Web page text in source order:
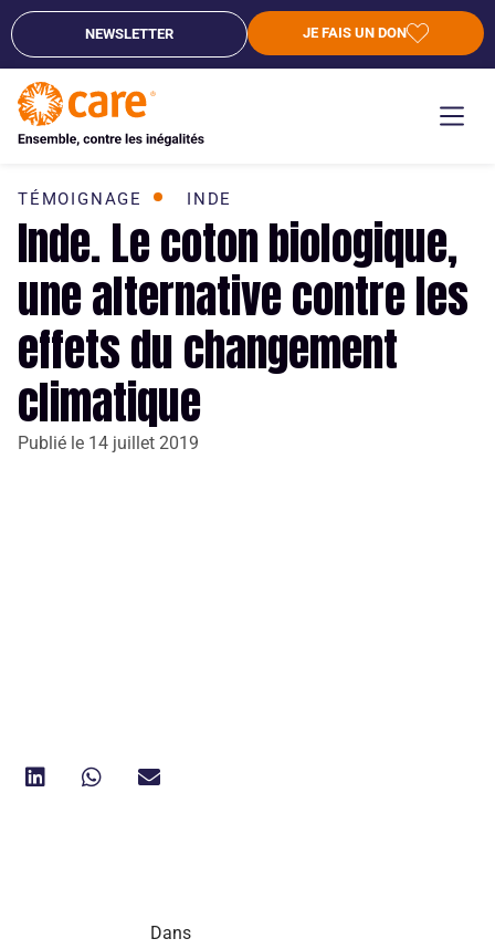
NEWSLETTER JE FAIS UN DON
TÉMOIGNAGE INDE
Inde. Le coton biologique,
une alternative contre les
effets du changement
climatique
Publié le 14 juillet 2019
Dans